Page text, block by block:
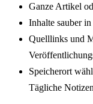
Ganze Artikel
Inhalte sauber
Quelllinks und
Speicherort
Tägliche Notizen